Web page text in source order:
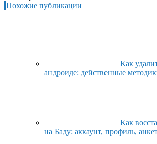
Похожие публикации
Как
андроиде: действенные
Как
на Баду: аккаунт, профиль,